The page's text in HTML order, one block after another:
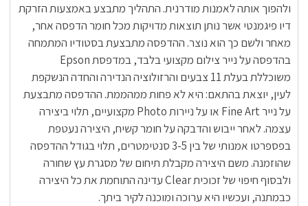
ולהפוך אותה לאמנות מודרנית. התהליך מתבצע באמצעות הזרקת
דיו פיגמנטי אשר נותן תוצאות מדויקות מכל חומר הדפסה אחר,
מאחר ולשם כך הוא נוצר. ההדפסה מתבצעת בסטודיו המתמחה
בהדפסה על נייר צילום מקצועי בלבד, במדפסת Epson
משוכללת בעלת 11 צבעים והרזולוציה הנדירה והחדה הנשקפת
לעין, יוצאת בהתאם: היא לא פחות ממהממת. ההדפסה מתבצעת
על נייר Fine Art או על ניירות Photo מקצועיים, תלוי ביצירה
עצמה. לאחר ייבוש והדבקה על חומר קשיח, היצירה נעטפת
בפספרטו אמנותי של בין 3-5 סנטימטרים, תלוי בגודל ההדפסה
שהוזמנה. משם היצירה מקבלת תיחום של מסגרת עץ שחורה
ולבסוף חיפוי של זכוכית Clear עדינה התוחמת את כל היצירה
כבמתנה, ועכשיו היא ערוכה ומוכנה לקיר ביתך.